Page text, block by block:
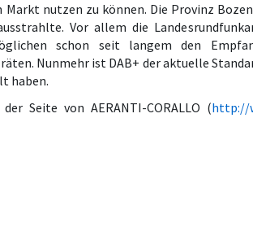
nutzen zu können. Die Provinz
Vor allem die
schon seit langem den
Nunmehr ist DAB+ der aktuelle
haben.
Seite von AERANTI-CORALLO (http://